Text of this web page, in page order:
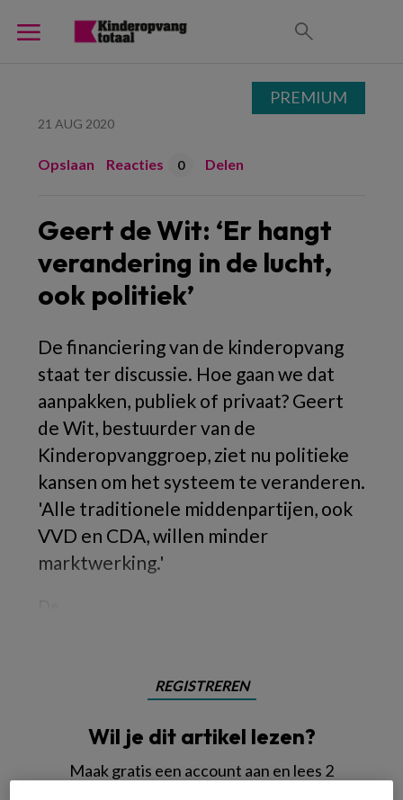
21 AUG 2020
Opslaan Reacties 0 Delen
Geert de Wit: ‘Er hangt
verandering in de lucht,
ook politiek’
De financiering van de kinderopvang
staat ter discussie. Hoe gaan we dat
aanpakken, publiek of privaat? Geert
de Wit, bestuurder van de
Kinderopvanggroep, ziet nu politieke
kansen om het systeem te veranderen.
'Alle traditionele middenpartijen, ook
VVD en CDA, willen minder
marktwerking.'
REGISTREREN
Wil je dit artikel lezen?
Maak gratis een account aan en lees 2
PREMIUM